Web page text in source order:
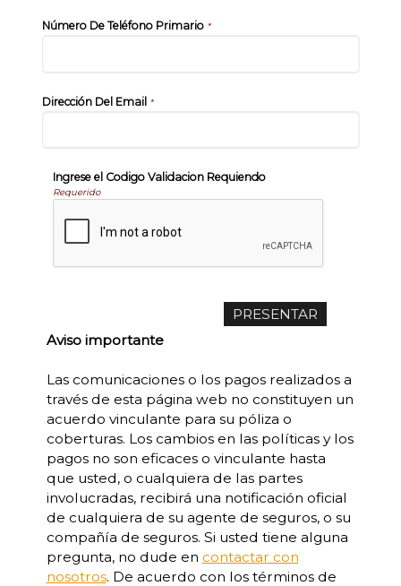
Número De Teléfono Primario*
Dirección Del Email *
Ingrese el Codigo Validacion Requiendo
Requerido
Aviso importante
Las comunicaciones o los pagos realizados a
través de esta página web no constituyen un
acuerdo vinculante para su póliza o
coberturas. Los cambios en las políticas y los
pagos no son eficaces o vinculante hasta
que usted, o cualquiera de las partes
involucradas, recibirá una notificación oficial
de cualquiera de su agente de seguros, o su
compañía de seguros. Si usted tiene alguna
pregunta, no dude en contactar con
nosotros. De acuerdo con los términos de